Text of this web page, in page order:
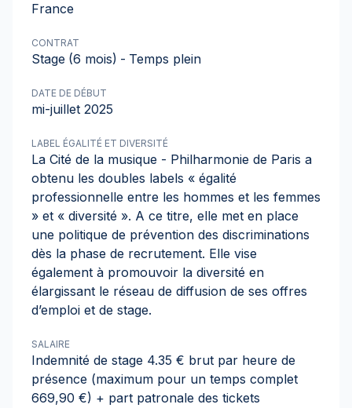
France
CONTRAT
Stage (6 mois) - Temps plein
DATE DE DÉBUT
mi-juillet 2025
LABEL ÉGALITÉ ET DIVERSITÉ
La Cité de la musique - Philharmonie de Paris a
obtenu les doubles labels « égalité
professionnelle entre les hommes et les femmes
» et « diversité ». A ce titre, elle met en place
une politique de prévention des discriminations
dès la phase de recrutement. Elle vise
également à promouvoir la diversité en
élargissant le réseau de diffusion de ses offres
d’emploi et de stage.
SALAIRE
Indemnité de stage 4.35 € brut par heure de
présence (maximum pour un temps complet
669,90 €) + part patronale des tickets